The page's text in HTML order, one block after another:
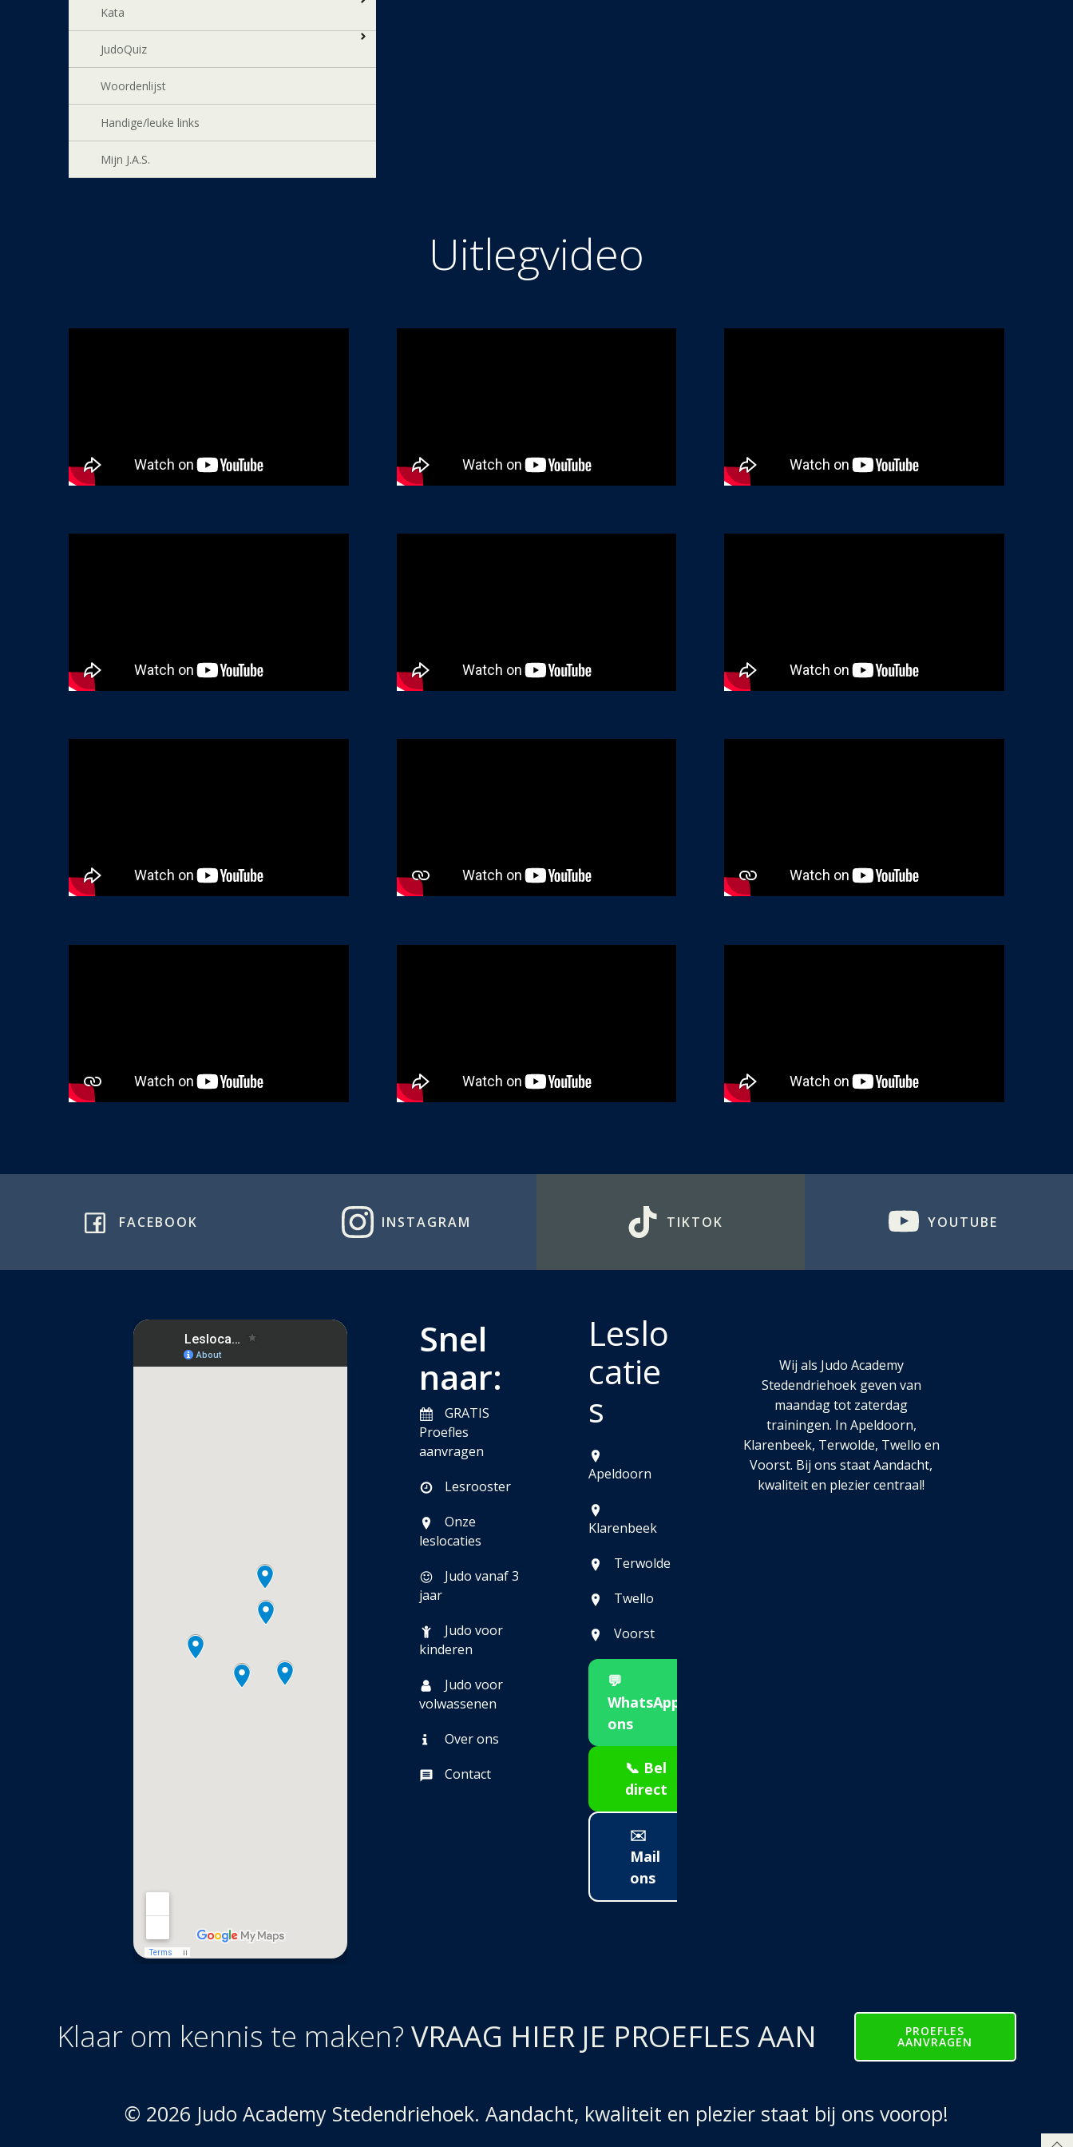
Kata
JudoQuiz
Woordenlijst
Handige/leuke links
Mijn J.A.S.
Uitlegvideo
FACEBOOK INSTAGRAM TIKTOK YOUTUBE
Snel
naar:
GRATIS
Proefles
aanvragen
Lesrooster
Onze
leslocaties
Judo vanaf 3
jaar
Judo voor
kinderen
Judo voor
volwassenen
Over ons
Contact
Leslo
catie
s
Apeldoorn
Klarenbeek
Terwolde
Twello
Voorst
💬
WhatsApp
ons
📞 Bel
direct
✉️
Mail
ons
Wij als Judo Academy
Stedendriehoek geven van
maandag tot zaterdag
trainingen. In Apeldoorn,
Klarenbeek, Terwolde, Twello en
Voorst. Bij ons staat Aandacht,
kwaliteit en plezier centraal!
Klaar om kennis te maken? VRAAG HIER JE PROEFLES AAN PROEFLES
AANVRAGEN
© 2026 Judo Academy Stedendriehoek. Aandacht, kwaliteit en plezier staat bij ons voorop!